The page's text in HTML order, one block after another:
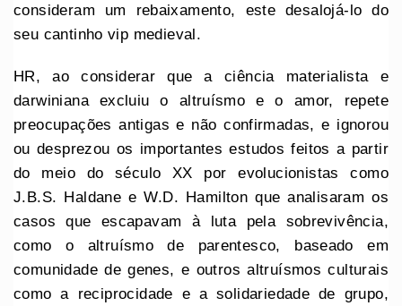
consideram um rebaixamento, este desalojá-lo do
seu cantinho vip medieval.
HR, ao considerar que a ciência materialista e
darwiniana excluiu o altruísmo e o amor, repete
preocupações antigas e não confirmadas, e ignorou
ou desprezou os importantes estudos feitos a partir
do meio do século XX por evolucionistas como
J.B.S. Haldane e W.D. Hamilton que analisaram os
casos que escapavam à luta pela sobrevivência,
como o altruísmo de parentesco, baseado em
comunidade de genes, e outros altruísmos culturais
como a reciprocidade e a solidariedade de grupo,